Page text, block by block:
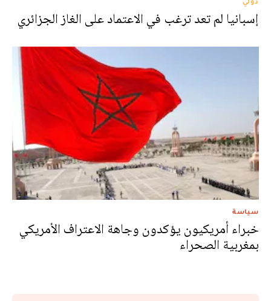
إسبانيا لم تعد ترغب في الاعتماد على الغاز الجزائري
سياسة
خبراء أمريكيون يؤكدون وجاهة الاعتراف الأمريكي
بمغربية الصحراء